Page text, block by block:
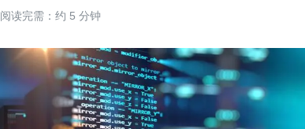
阅读完需：约 5 分钟